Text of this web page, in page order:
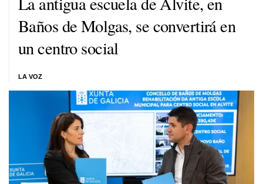
Baños de Molgas, se convertirá en
un centro social
LA VOZ